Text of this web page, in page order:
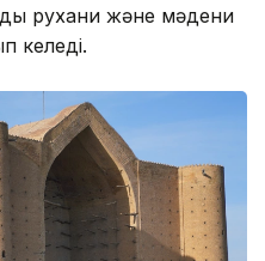
рухани және мәдени
келеді.